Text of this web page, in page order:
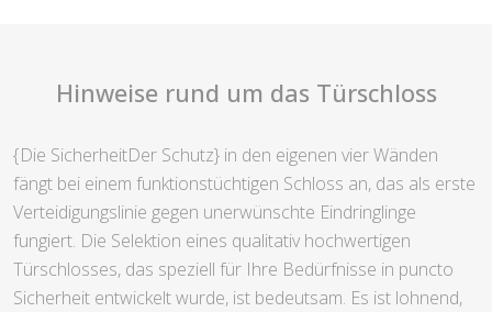
Hinweise rund um das Türschloss
{Die SicherheitDer Schutz} in den eigenen vier Wänden
fängt bei einem funktionstüchtigen Schloss an, das als erste
Verteidigungslinie gegen unerwünschte Eindringlinge
fungiert. Die Selektion eines qualitativ hochwertigen
Türschlosses, das speziell für Ihre Bedürfnisse in puncto
Sicherheit entwickelt wurde, ist bedeutsam. Es ist lohnend,